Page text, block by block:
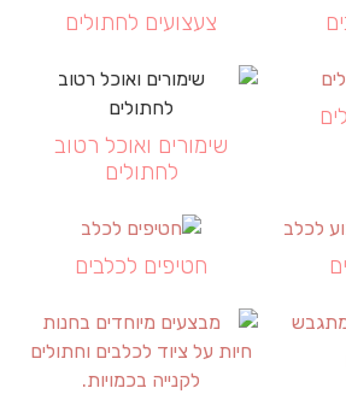
צעצועים לחתולים
שימורים ואוכל רטוב
לחתולים
חטיפים לכלבים